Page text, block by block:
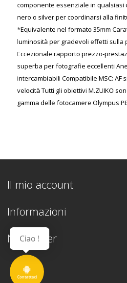
componente essenziale in qualsiasi
nero o silver per coordinarsi alla
*Equivalente nel formato 35mm
luminosità per gradevoli effetti sulla
Eccezionale rapporto prezzo-
superba per fotografie eccellenti
intercambiabili Compatibile MSC: AF
velocità Tutti gli obiettivi M.ZUIKO
gamma delle fotocamere Olympus
Il mio account
Informazioni
Newsletter
Contattaci
Ciao !